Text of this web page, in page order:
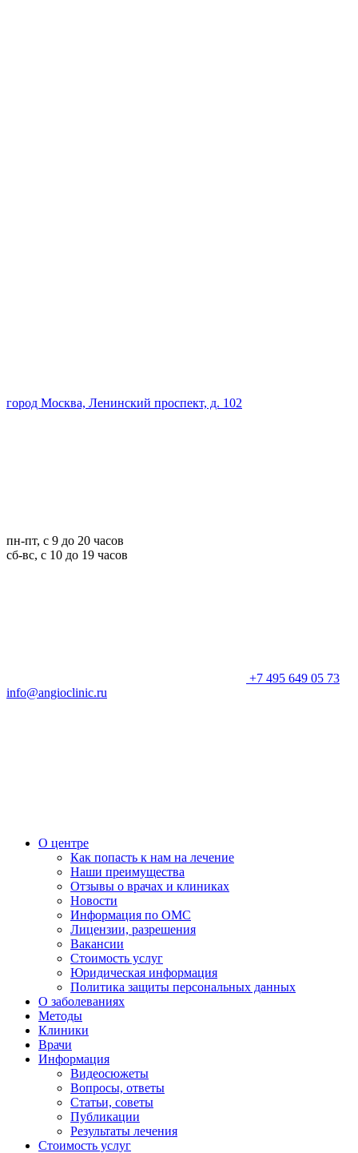
город Москва, Ленинский проспект, д. 102
пн-пт, с 9 до 20 часов
сб-вс, с 10 до 19 часов
+7 495 649 05 73
info@angioclinic.ru
О центре
Как попасть к нам на лечение
Наши преимущества
Отзывы о врачах и клиниках
Новости
Информация по ОМС
Лицензии, разрешения
Вакансии
Стоимость услуг
Юридическая информация
Политика защиты персональных данных
О заболеваниях
Методы
Клиники
Врачи
Информация
Видеосюжеты
Вопросы, ответы
Статьи, советы
Публикации
Результаты лечения
Стоимость услуг